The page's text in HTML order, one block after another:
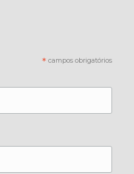
* campos obrigatórios